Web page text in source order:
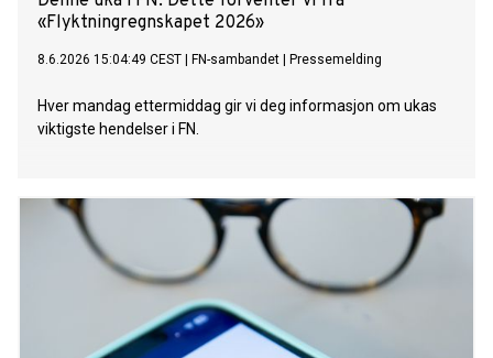
«Flyktningregnskapet 2026»
8.6.2026 15:04:49 CEST FN-sambandet Pressemelding
Hver mandag ettermiddag gir vi deg informasjon om ukas
viktigste hendelser i FN.